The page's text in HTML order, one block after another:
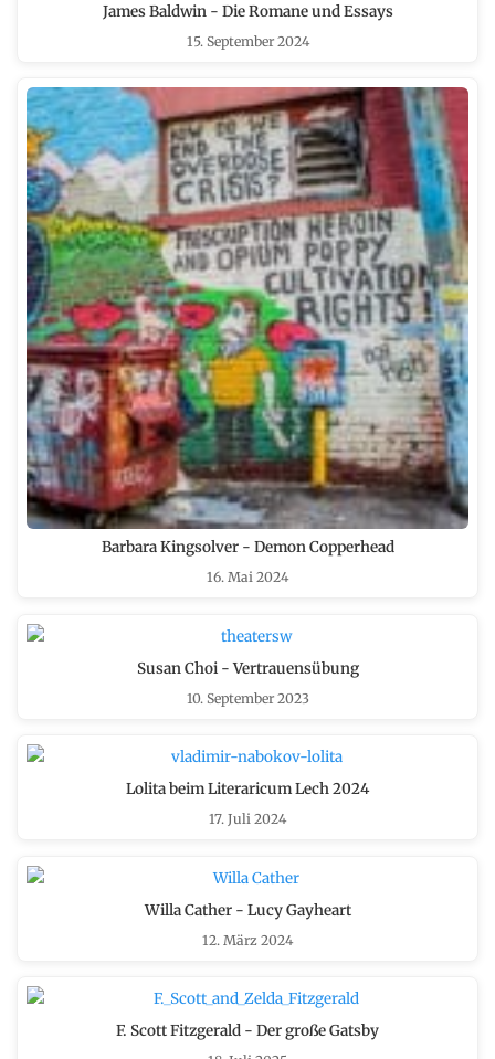
James Baldwin - Die Romane und Essays
15. September 2024
Barbara Kingsolver - Demon Copperhead
16. Mai 2024
Susan Choi - Vertrauensübung
10. September 2023
Lolita beim Literaricum Lech 2024
17. Juli 2024
Willa Cather - Lucy Gayheart
12. März 2024
F. Scott Fitzgerald - Der große Gatsby